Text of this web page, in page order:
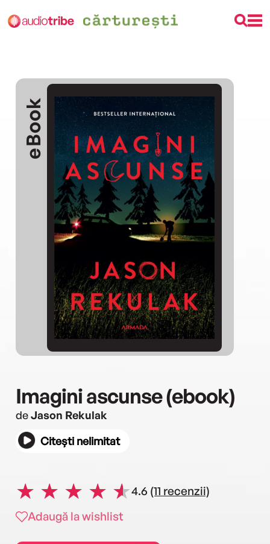
eBook
Imagini ascunse (ebook)
deJason Rekulak
Citești nelimitat
4.6 (11 recenzii)
Adaugă la wishlist